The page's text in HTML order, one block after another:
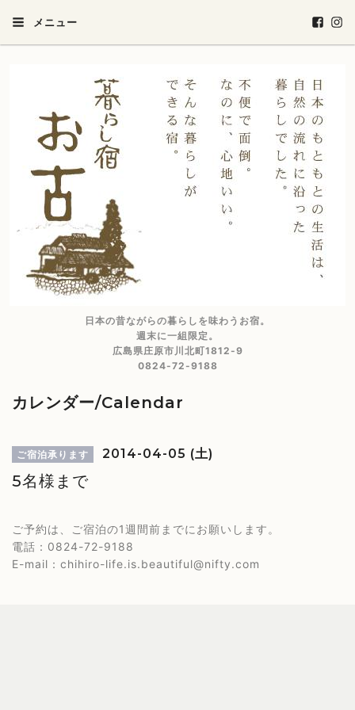
メニュー
日本の昔ながらの暮らしを味わうお宿。
週末に一組限定。
広島県庄原市川北町1812-9
0824-72-9188
カレンダー/Calendar
ご宿泊承ります 2014-04-05 (土)
5名様まで
ご予約は、ご宿泊の1週間前までにお願いします。
電話：0824-72-9188
E-mail：chihiro-life.is.beautiful@nifty.com